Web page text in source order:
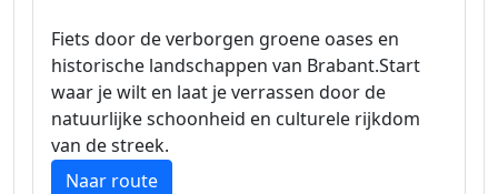
Fiets door de verborgen groene oases en
historische landschappen van Brabant.Start
waar je wilt en laat je verrassen door de
natuurlijke schoonheid en culturele rijkdom
van de streek.
Naar route